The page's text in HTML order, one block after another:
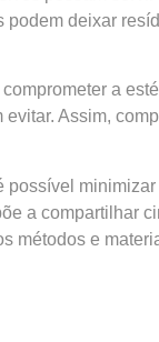
deixar
a
Assim,
possível
a compartilhar
métodos e